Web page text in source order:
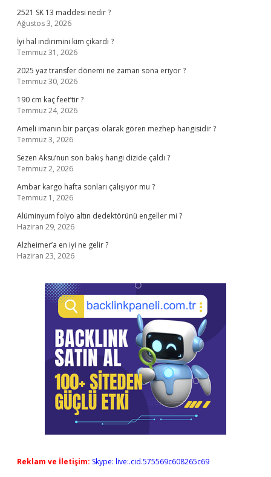
2521 SK 13 maddesi nedir ?
Ağustos 3, 2026
İyi hal indirimini kim çıkardı ?
Temmuz 31, 2026
2025 yaz transfer dönemi ne zaman sona eriyor ?
Temmuz 30, 2026
190 cm kaç feet’tir ?
Temmuz 24, 2026
Ameli imanın bir parçası olarak gören mezhep hangisidir ?
Temmuz 3, 2026
Sezen Aksu’nun son bakış hangi dizide çaldı ?
Temmuz 2, 2026
Ambar kargo hafta sonları çalışıyor mu ?
Temmuz 1, 2026
Alüminyum folyo altın dedektörünü engeller mi ?
Haziran 29, 2026
Alzheimer’a en iyi ne gelir ?
Haziran 23, 2026
Reklam ve İletişim: Skype: live:.cid.575569c608265c69